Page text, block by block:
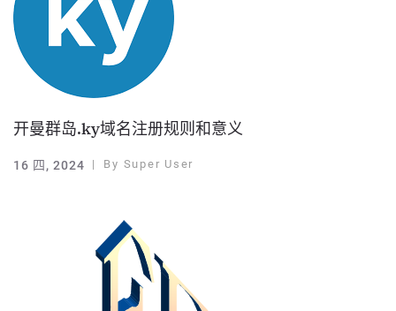
开曼群岛.ky域名注册规则和意义
16 四, 2024 By Super User